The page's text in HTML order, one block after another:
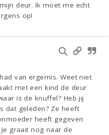
deur. Ik moet me echt
op!
van ergernis. Weet niet
met een kind de deur
is de knuffel? Heb jij
dat geleden? Ze heeft
heeft gegeven
graait nog naar de